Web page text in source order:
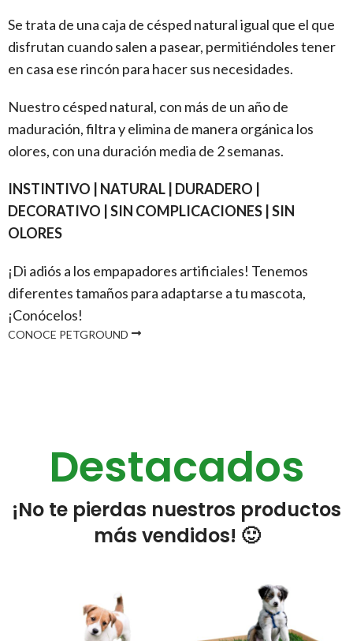
Se trata de una caja de césped natural igual que el que
disfrutan cuando salen a pasear, permitiéndoles tener
en casa ese rincón para hacer sus necesidades.
Nuestro césped natural, con más de un año de
maduración, filtra y elimina de manera orgánica los
olores, con una duración media de 2 semanas.
INSTINTIVO | NATURAL | DURADERO |
DECORATIVO | SIN COMPLICACIONES | SIN
OLORES
¡Di adiós a los empapadores artificiales! Tenemos
diferentes tamaños para adaptarse a tu mascota,
¡Conócelos!
CONOCE PETGROUND
Destacados
¡No te pierdas nuestros productos
más vendidos! 🙂